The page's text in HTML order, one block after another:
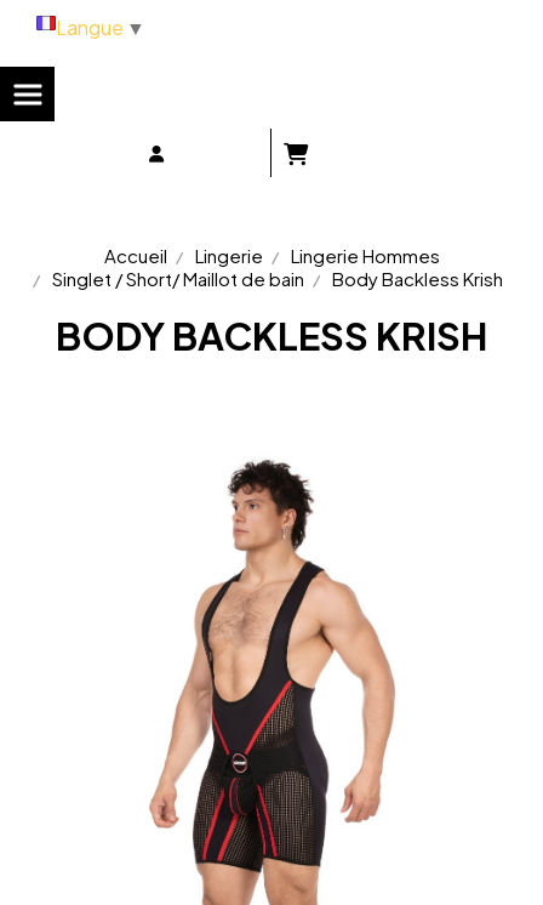
Accueil Lingerie
Lingerie Hommes
Singlet / Short/ Maillot de bain
Body Backless Krish
BODY BACKLESS KRISH
Langue ▼